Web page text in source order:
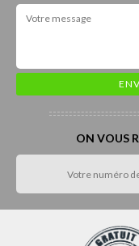
ON VOUS